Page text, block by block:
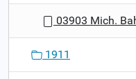
03903 Mich.
1911